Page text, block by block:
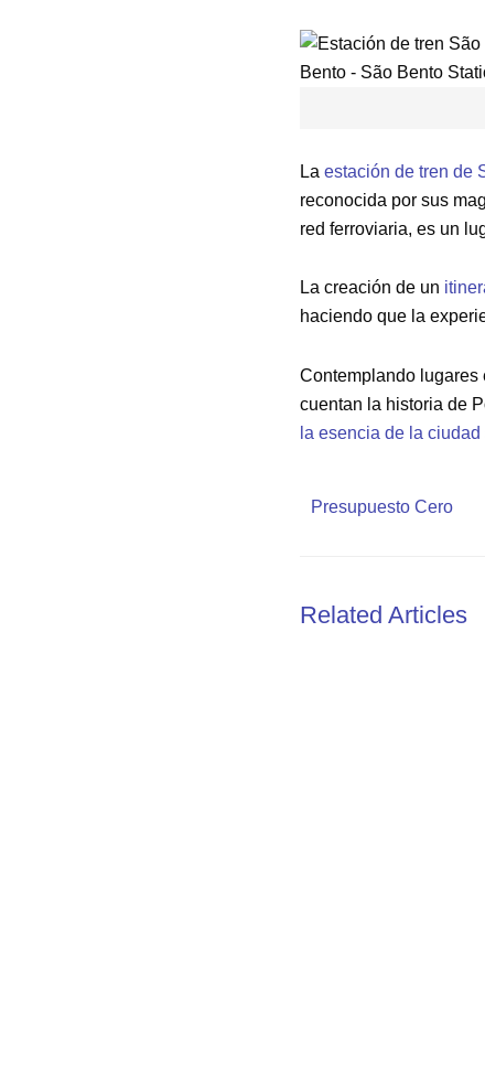
La estación de tren de
reconocida por sus
red ferroviaria, es un
La creación de un
haciendo que la
Contemplando lugares
cuentan la historia de
la esencia de la ciudad
Presupuesto Cero
Related Articles